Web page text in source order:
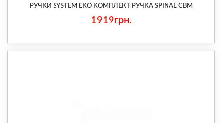
РУЧКИ SYSTEM ЕКО КОМПЛЕКТ РУЧКА SPINAL CBM
1919грн.